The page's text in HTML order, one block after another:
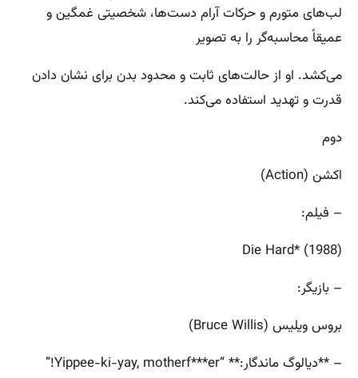
لب‌های متورم و حرکات آرام دست‌ها، شخصیتی غمگین و
عمیقاً محاسبه‌گر را به تصویر
می‌کشد. او از حالت‌های ثابت و محدود بدن برای نشان دادن
قدرت و تهدید استفاده می‌کند.
دوم
اکشن (Action)
– فیلم:
Die Hard* (1988)
– بازیگر:
بروس ویلیس (Bruce Willis)
– **دیالوگ ماندگار:** “Yippee-ki-yay, motherf***er!”